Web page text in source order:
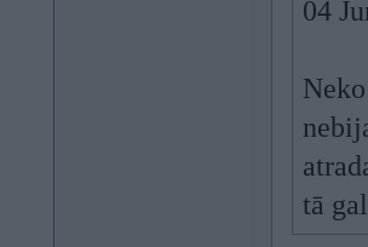
04
tā